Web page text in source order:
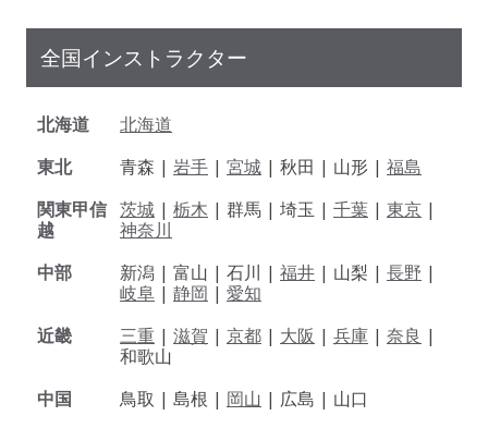
全国インストラクター
北海道
北海道
東北
青森 | 岩手 | 宮城 | 秋田 | 山形 | 福島
関東甲信
越
茨城 | 栃木 | 群馬 | 埼玉 | 千葉 | 東京 |
神奈川
中部
新潟 | 富山 | 石川 | 福井 | 山梨 | 長野 |
岐阜 | 静岡 | 愛知
近畿
三重 | 滋賀 | 京都 | 大阪 | 兵庫 | 奈良 |
和歌山
中国
鳥取 | 島根 | 岡山 | 広島 | 山口